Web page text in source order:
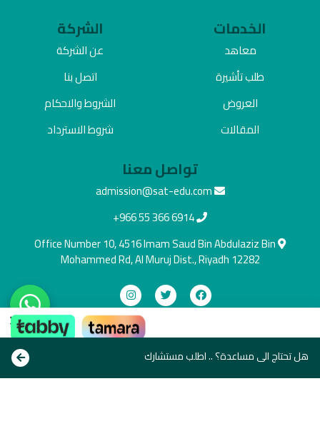
الخدمات
معاهد
طلب تأشيرة
العروض
المقالات
الشركة
عن الشركة
اتصل بنا
الشروط والاحكام
شروط الاسترداد
تواصل معنا
admission@sat-edu.com
+966 55 366 6914
Office Number 10, 4516 Imam Saud Bin Abdulaziz Bin
Mohammed Rd, Al Muruj Dist., Riyadh 12282
دفع آمن
هل تحتاج الى مساعدة؟ .. اطلب مستشارك
×